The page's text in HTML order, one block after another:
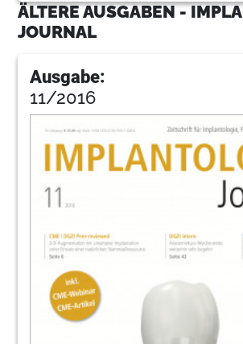
ÄLTERE AUSGABEN -
JOURNAL
Ausgabe:
11/2016